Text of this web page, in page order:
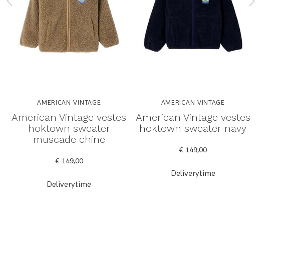
AMERICAN VINTAGE
American Vintage vestes
hoktown sweater
muscade chine
€ 149,00
Deliverytime
AMERICAN VINTAGE
American Vintage vestes
hoktown sweater navy
€ 149,00
Deliverytime